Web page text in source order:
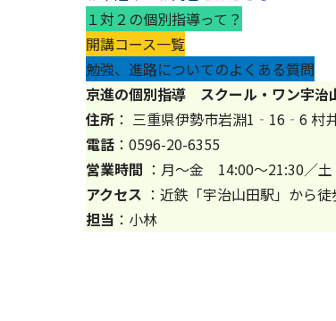
１対２の個別指導って？
開講コース一覧
勉強、進路についてのよくある質問
京進の個別指導 スクール・ワン宇治
住所 ： 三重県伊勢市岩淵1‐16‐6 村
電話 ： 0596-20-6355
営業時間 ：月～金 14:00～21:30／
アクセス ：近鉄「宇治山田駅」から
担当 ：小林